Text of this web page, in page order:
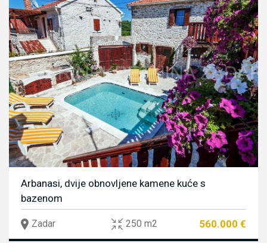
Arbanasi, dvije obnovljene kamene kuće s
bazenom
Zadar 250 m2 560.000 €